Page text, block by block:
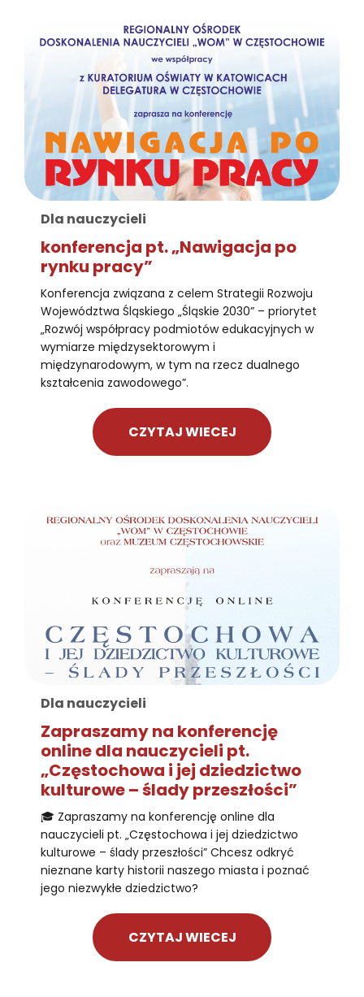
Dla nauczycieli
konferencja pt. „Nawigacja po
rynku pracy”
Konferencja związana z celem Strategii Rozwoju
Województwa Śląskiego „Śląskie 2030” – priorytet
„Rozwój współpracy podmiotów edukacyjnych w
wymiarze międzysektorowym i
międzynarodowym, w tym na rzecz dualnego
kształcenia zawodowego”.
CZYTAJ WIECEJ
Dla nauczycieli
Zapraszamy na konferencję
online dla nauczycieli pt.
„Częstochowa i jej dziedzictwo
kulturowe – ślady przeszłości”
🎓 Zapraszamy na konferencję online dla
nauczycieli pt. „Częstochowa i jej dziedzictwo
kulturowe – ślady przeszłości” Chcesz odkryć
nieznane karty historii naszego miasta i poznać
jego niezwykłe dziedzictwo?
CZYTAJ WIECEJ